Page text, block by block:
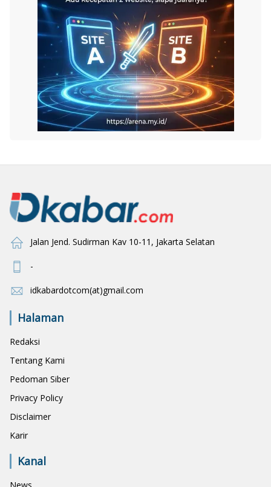
Jalan Jend. Sudirman Kav 10-11, Jakarta Selatan
-
idkabardotcom(at)gmail.com
Halaman
Redaksi
Tentang Kami
Pedoman Siber
Privacy Policy
Disclaimer
Karir
Kanal